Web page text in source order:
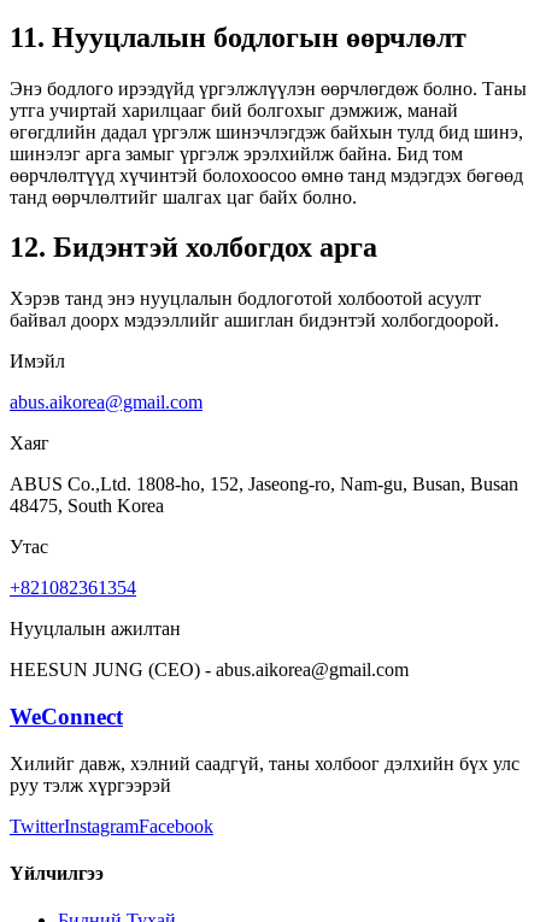
11. Нууцлалын бодлогын өөрчлөлт
Энэ бодлого ирээдүйд үргэлжлүүлэн өөрчлөгдөж болно. Таны
утга учиртай харилцааг бий болгохыг дэмжиж, манай
өгөгдлийн дадал үргэлж шинэчлэгдэж байхын тулд бид шинэ,
шинэлэг арга замыг үргэлж эрэлхийлж байна. Бид том
өөрчлөлтүүд хүчинтэй болохоосоо өмнө танд мэдэгдэх бөгөөд
танд өөрчлөлтийг шалгах цаг байх болно.
12. Бидэнтэй холбогдох арга
Хэрэв танд энэ нууцлалын бодлоготой холбоотой асуулт
байвал доорх мэдээллийг ашиглан бидэнтэй холбогдоорой.
Имэйл
abus.aikorea@gmail.com
Хаяг
ABUS Co.,Ltd. 1808-ho, 152, Jaseong-ro, Nam-gu, Busan, Busan
48475, South Korea
Утас
+821082361354
Нууцлалын ажилтан
HEESUN JUNG (CEO) - abus.aikorea@gmail.com
WeConnect
Хилийг давж, хэлний саадгүй, таны холбоог дэлхийн бүх улс
руу тэлж хүргээрэй
TwitterInstagramFacebook
Үйлчилгээ